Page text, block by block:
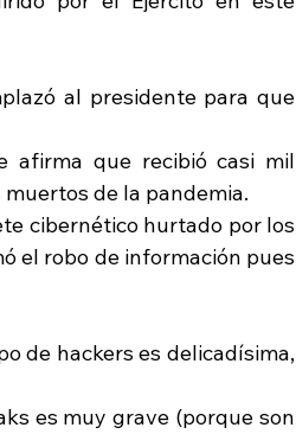
al presidente para que
afirma que recibió casi mil
de la pandemia.
cibernético hurtado por los
el robo de información pues
de hackers es delicadísima,
es muy grave (porque son